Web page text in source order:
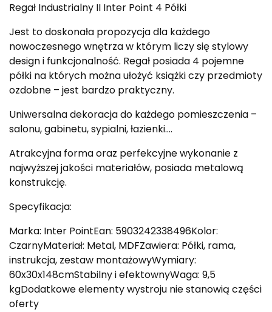
Regał Industrialny II Inter Point 4 Półki
Jest to doskonała propozycja dla każdego
nowoczesnego wnętrza w którym liczy się stylowy
design i funkcjonalność. Regał posiada 4 pojemne
półki na których można ułożyć książki czy przedmioty
ozdobne – jest bardzo praktyczny.
Uniwersalna dekoracja do każdego pomieszczenia –
salonu, gabinetu, sypialni, łazienki….
Atrakcyjna forma oraz perfekcyjne wykonanie z
najwyższej jakości materiałów, posiada metalową
konstrukcję.
Specyfikacja:
Marka: Inter PointEan: 5903242338496Kolor:
CzarnyMateriał: Metal, MDFZawiera: Półki, rama,
instrukcja, zestaw montażowyWymiary:
60x30x148cmStabilny i efektownyWaga: 9,5
kgDodatkowe elementy wystroju nie stanowią części
oferty